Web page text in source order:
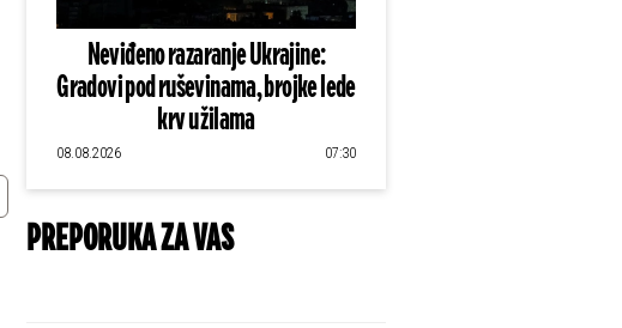
Neviđeno razaranje Ukrajine:
Gradovi pod ruševinama, brojke lede
krv u žilama
08.08.2026 07:30
PREPORUKA ZA VAS